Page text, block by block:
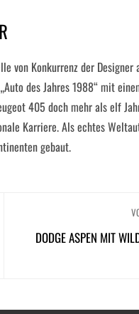
von Konkurrenz der Designer
„Auto des Jahres 1988“ mit
405 doch mehr als elf
Karriere. Als echtes
gebaut.
DODGE ASPEN MIT